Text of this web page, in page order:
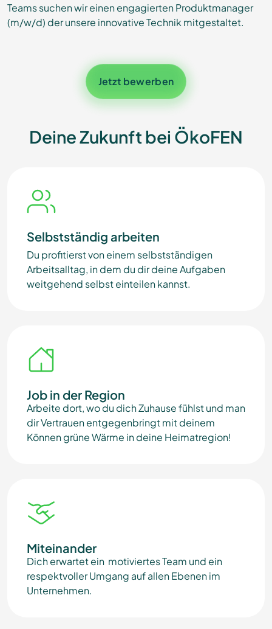
Teams suchen wir einen engagierten Produktmanager
(m/w/d) der unsere innovative Technik mitgestaltet.
Jetzt bewerben
Deine Zukunft bei ÖkoFEN
Selbstständig arbeiten
Du profitierst von einem selbstständigen
Arbeitsalltag, in dem du dir deine Aufgaben
weitgehend selbst einteilen kannst.
Job in der Region
Arbeite dort, wo du dich Zuhause fühlst und man
dir Vertrauen entgegenbringt mit deinem
Können grüne Wärme in deine Heimatregion!
Miteinander
Dich erwartet ein motiviertes Team und ein
respektvoller Umgang auf allen Ebenen im
Unternehmen.